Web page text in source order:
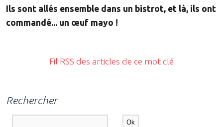
Ils sont allés ensemble dans un bistrot, et là, ils ont
commandé... un œuf mayo !
Fil RSS des articles de ce mot clé
Rechercher